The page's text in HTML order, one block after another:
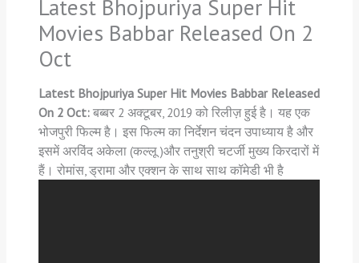
Latest Bhojpuriya Super Hit
Movies Babbar Released On 2
Oct
Latest Bhojpuriya Super Hit Movies Babbar Released
On 2 Oct: बब्बर 2 अक्टूबर, 2019 को रिलीज़ हुई है। यह एक
भोजपुरी फिल्म है। इस फिल्म का निर्देशन चंदन उपाध्याय है और
इसमें अरविंद अकेला (कल्लू )और तनुश्री चटर्जी मुख्य किरदारों में
हैं। रोमांस, ड्रामा और एक्शन के साथ साथ कॉमेडी भी है